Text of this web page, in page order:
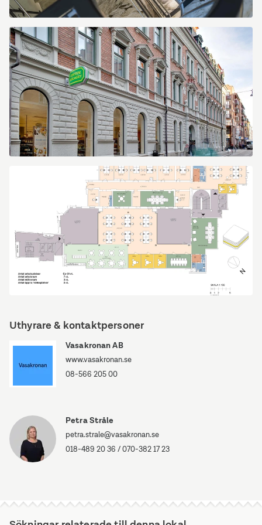
Dragarbrunnsgatan
46
ritning
Uthyrare & kontaktpersoner
Vasakronan AB
www.vasakronan.se
08-566 205 00
Petra Stråle
petra.strale@vasakronan.se
018-489 20 36 /070-382 17 23